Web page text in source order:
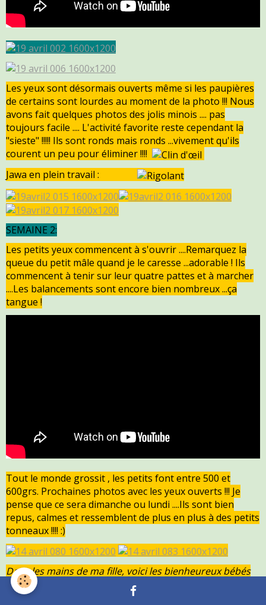
Les yeux sont désormais ouverts même si les paupières
de certains sont lourdes au moment de la photo !!! Nous
avons fait quelques photos des jolis minois .... pas
toujours facile .... L'activité favorite reste cependant la
"sieste" !!!!! Ils sont ronds mais ronds ...vivement qu'ils
courent un peu pour éliminer !!!!
Jawa en plein travail :
SEMAINE 2:
Les petits yeux commencent à s'ouvrir ....Remarquez la
queue du petit mâle quand je le caresse ...adorable ! Ils
commencent à tenir sur leur quatre pattes et à marcher
....Les balancements sont encore bien nombreux ...ça
tangue !
Tout le monde grossit , les petits font entre 500 et
600grs. Prochaines photos avec les yeux ouverts !!! Je
pense que ce sera dimanche ou lundi ....Ils sont bien
repus, calmes et ressemblent de plus en plus à des petits
tonneaux !!!! :)
Dans les mains de ma fille, voici les bienheureux bébés
d'Oshun !